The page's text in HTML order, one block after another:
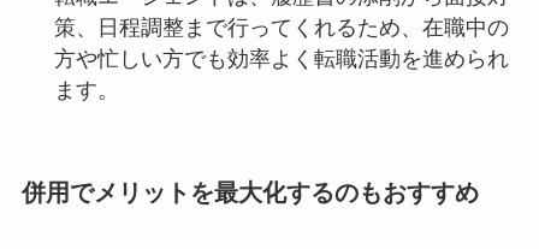
策、日程調整まで行ってくれるため、在職中の
方や忙しい方でも効率よく転職活動を進められ
ます。
併用でメリットを最大化するのもおすすめ